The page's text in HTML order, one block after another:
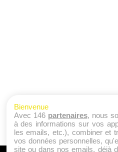
Bienvenue
Avec 146 partenaires, nous
à des informations sur vos
les emails, etc.), combiner et
vos données personnelles,
site ou dans nos emails, déjà